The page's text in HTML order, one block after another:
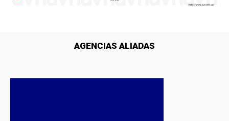
AGENCIAS ALIADAS